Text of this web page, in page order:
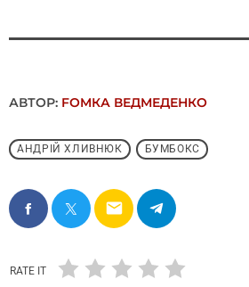
АВТОР: FОMКА ВЕДМЕДЕНКО
АНДРІЙ ХЛИВНЮК БУМБОКС
email
RATE IT